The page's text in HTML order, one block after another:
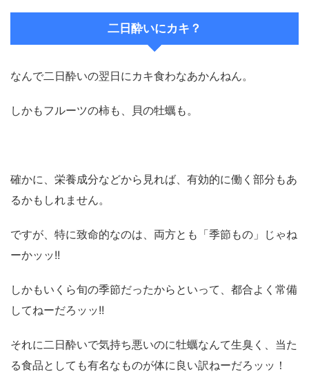
二日酔いにカキ？
なんで二日酔いの翌日にカキ食わなあかんねん。
しかもフルーツの柿も、貝の牡蠣も。
確かに、栄養成分などから見れば、有効的に働く部分もあ
るかもしれません。
ですが、特に致命的なのは、両方とも「季節もの」じゃね
ーかッッ!!
しかもいくら旬の季節だったからといって、都合よく常備
してねーだろッッ!!
それに二日酔いで気持ち悪いのに牡蠣なんて生臭く、当た
る食品としても有名なものが体に良い訳ねーだろッッ！